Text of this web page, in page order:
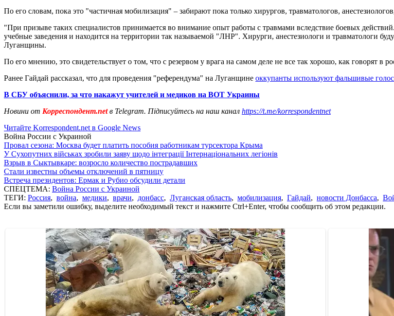
По его словам, пока это "частичная мобилизация" – забирают пока только хирургов, травматологов,
"При призыве таких специалистов принимается во внимание опыт работы с травмами вследствие боевых
учебные заведения и находится на территории так называемой "ЛНР". Хирурги, анестезиологи и травматологи
Луганщины.
По его мнению, это свидетельствует о том, что с резервом у врага на самом деле не все так хорошо, как говорят в
Ранее Гайдай рассказал, что для проведения "референдума" на Луганщине оккупанты используют фальшивые
В СБУ объяснили, за что накажут учителей и медиков на ВОТ Украины
Новини от Корреспондент.netв Telegram. Підписуйтесь на наш канал https://t.me/korrespondentnet
Читайте Korrespondent.net в Google News
Война России с Украиной
Провал сезона: Москва будет платить пособия работникам турсектора Крыма
У Сухопутних військах зробили заяву щодо інтеграції Інтернаціональних легіонів
Взрыв в Сыктывкаре: возросло количество пострадавших
Стали известны объемы отключений в пятницу
Встреча президентов: Ермак и Рубио обсудили детали
СПЕЦТЕМА: Война России с Украиной
ТЕГИ: Россия, война, медики, врачи, донбасс, Луганская область, мобилизация, Гайдай, новости Донбасса,
Если вы заметили ошибку, выделите необходимый текст и нажмите Ctrl+Enter, чтобы сообщить об этом редакции.